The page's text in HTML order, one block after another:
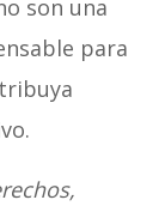
son una
para